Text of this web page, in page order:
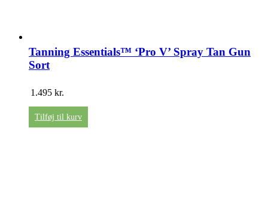
Tanning Essentials™ ‘Pro V’ Spray Tan Gun
Sort
1.495 kr.
Tilføj til kurv